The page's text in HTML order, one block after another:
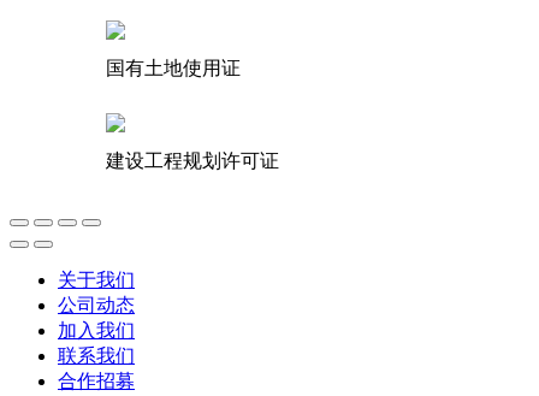
国有土地使用证
建设工程规划许可证
关于我们
公司动态
加入我们
联系我们
合作招募